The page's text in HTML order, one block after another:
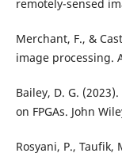
remotely-sensed
Merchant, F., &
image processing.
Bailey, D. G.
on FPGAs. John
Rosyani, P., Taufik,